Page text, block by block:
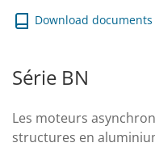
Download documents
Série BN
Les moteurs
structures en